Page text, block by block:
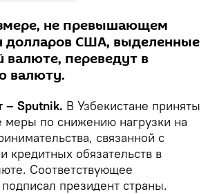
не превышающем
долларов США, выделенные
валюте, переведут в
валюту.
– Sputnik. В Узбекистане приняты
меры по снижению нагрузки на
связанной с
кредитных обязательств в
Соответствующее
подписал президент страны.